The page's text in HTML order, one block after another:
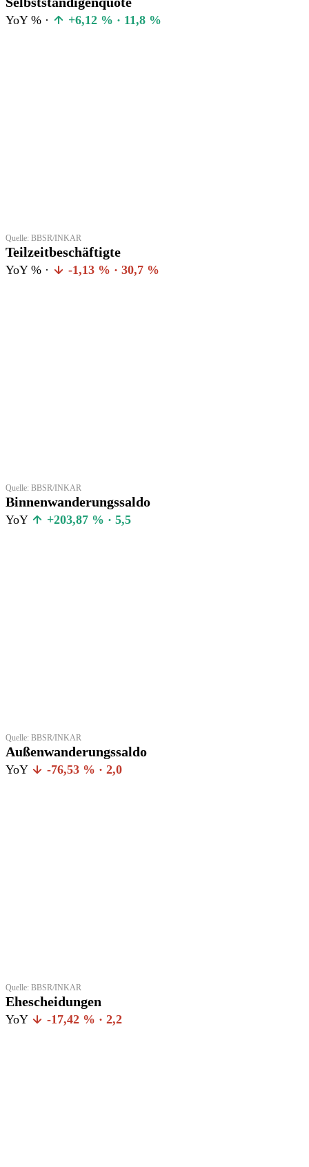
YoY % · +6,12 % · 11,8 %
Quelle: BBSR/INKAR
Teilzeitbeschäftigte
YoY % · -1,13 % · 30,7 %
Quelle: BBSR/INKAR
Binnenwanderungssaldo
YoY +203,87 % · 5,5
Quelle: BBSR/INKAR
Außenwanderungssaldo
YoY -76,53 % · 2,0
Quelle: BBSR/INKAR
Ehescheidungen
YoY -17,42 % · 2,2